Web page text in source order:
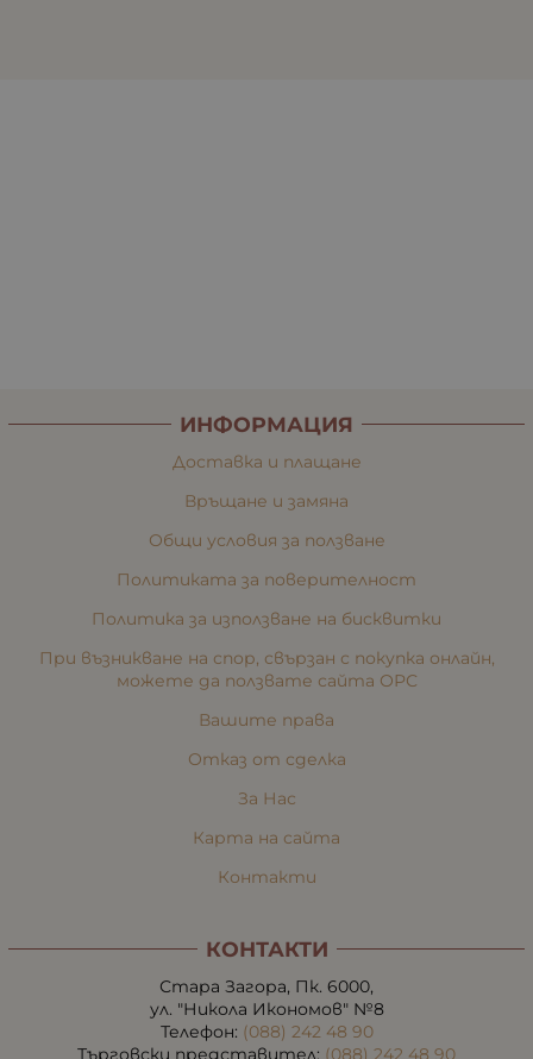
ИНФОРМАЦИЯ
Доставка и плащане
Връщане и замяна
Общи условия за ползване
Политиката за поверителност
Политика за използване на бисквитки
При възникване на спор, свързан с покупка онлайн,
можете да ползвате сайта ОРС
Вашите права
Отказ от сделка
За Нас
Карта на сайта
Контакти
КОНТАКТИ
Стара Загора, Пк. 6000,
ул. "Никола Икономов" №8
Телефон: (088) 242 48 90
Търговски представител: (088) 242 48 90